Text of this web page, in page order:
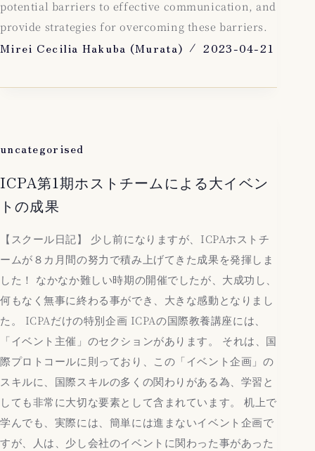
potential barriers to effective communication, and
provide strategies for overcoming these barriers.
Mirei Cecilia Hakuba (Murata) 2023-04-21
uncategorised
ICPA第1期ホストチームによる大イベン
トの成果
【スクール日記】 少し前になりますが、ICPAホストチ
ームが８カ月間の努力で積み上げてきた成果を発揮しま
した！ なかなか難しい時期の開催でしたが、大成功し、
何もなく無事に終わる事ができ、大きな感動となりまし
た。 ICPAだけの特別企画 ICPAの国際教養講座には、
「イベント主催」のセクションがあります。 それは、国
際プロトコールに則っており、この「イベント企画」の
スキルに、国際スキルの多くの関わりがある為、学習と
しても非常に大切な要素として含まれています。 机上で
学んでも、実際には、簡単には進まないイベント企画で
すが、人は、少し会社のイベントに関わった事があった